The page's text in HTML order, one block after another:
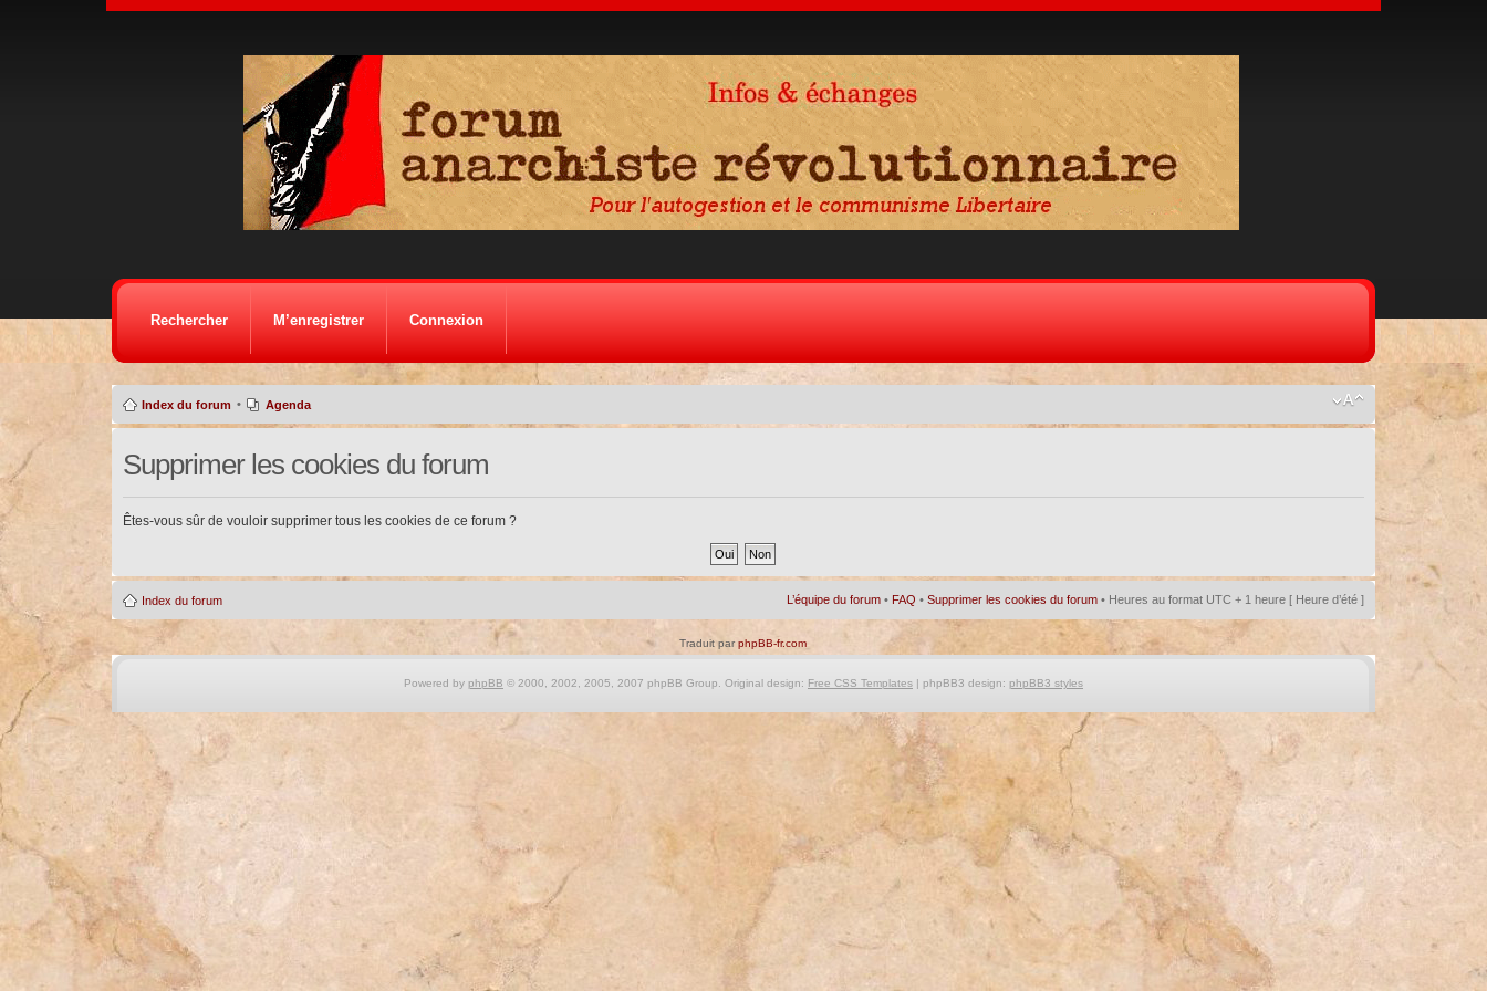
Rechercher M’enregistrer Connexion
Index du forum • Agenda
Supprimer les cookies du forum
Êtes-vous sûr de vouloir supprimer tous les cookies de ce forum ?
Index du forum L’équipe du forum • FAQ •Supprimer les cookies du forum • Heures au format UTC + 1 heure [ Heure d’été ]
Traduit parphpBB-fr.com
Powered by phpBB © 2000, 2002, 2005, 2007 phpBB Group. Original design: Free CSS Templates| phpBB3 design: phpBB3 styles